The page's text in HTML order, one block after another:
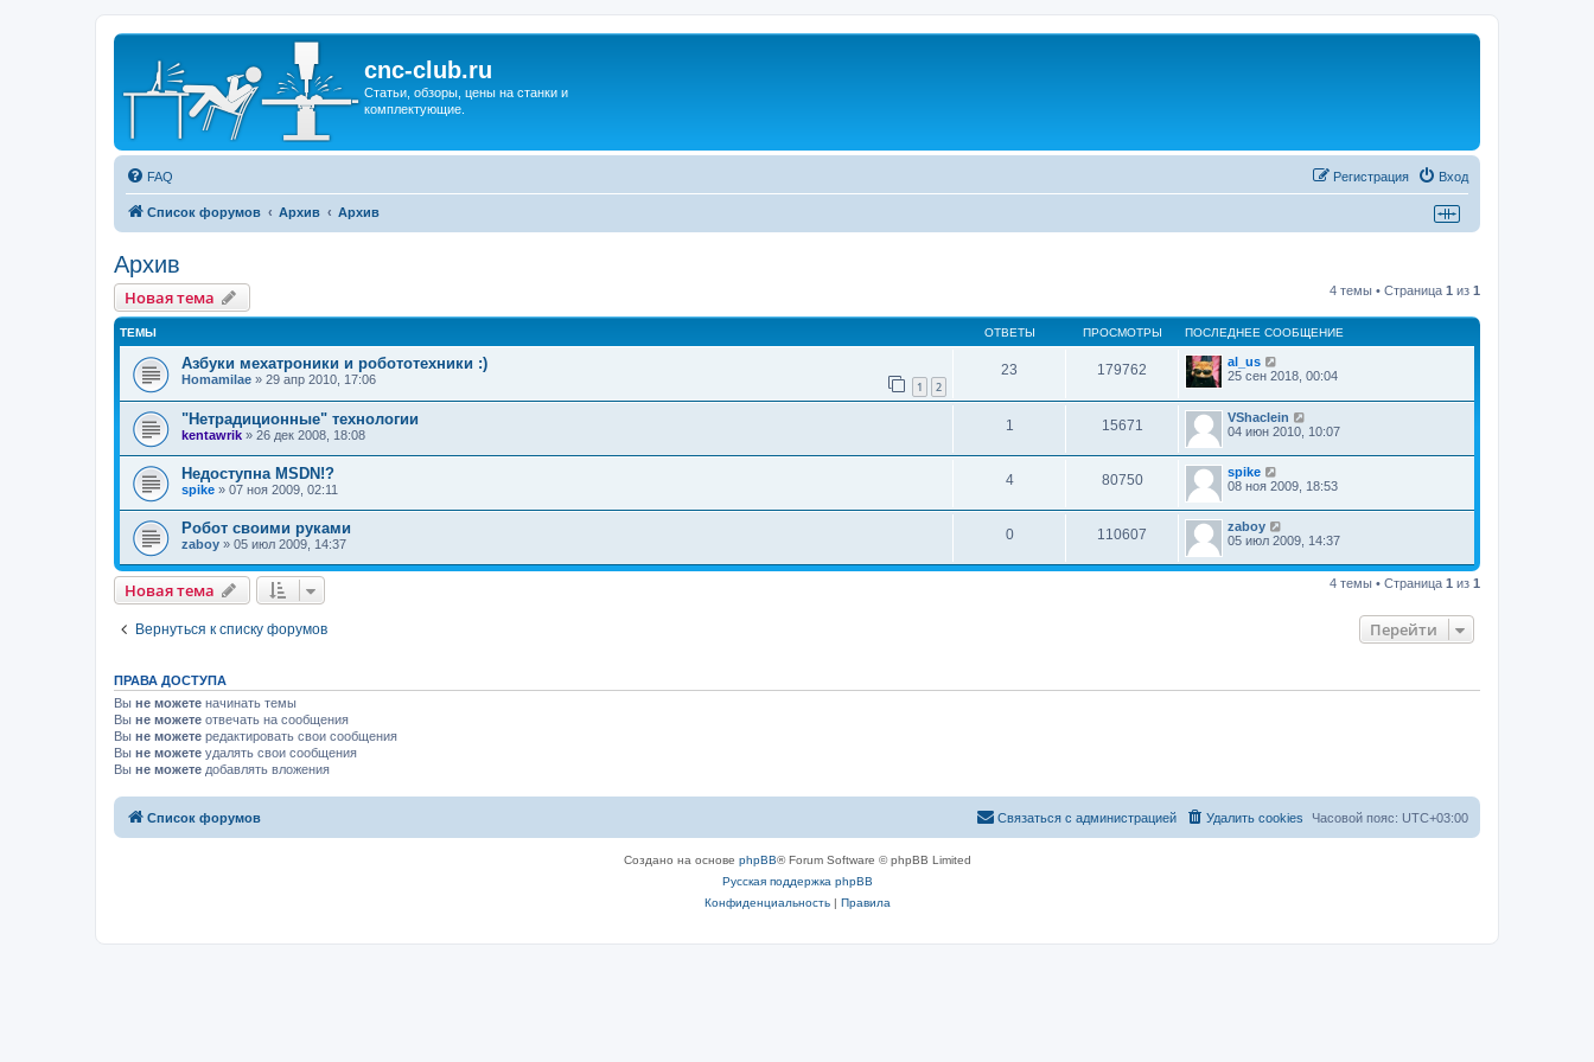
cnc-club.ru
Статьи, обзоры, цены на станки и
комплектующие.
FAQ Вход
Регистрация
Список форумов Архив Архив
Архив
Новая тема 4 темы • Страница 1 из 1
ТЕМЫ ОТВЕТЫ ПРОСМОТРЫ ПОСЛЕДНЕЕ СООБЩЕНИЕ
Азбуки мехатроники и робототехники :)
Homamilae » 29 апр 2010, 17:06 1 2
23 179762
al_us
25 сен 2018, 00:04
"Нетрадиционные" технологии
kentawrik » 26 дек 2008, 18:08
1 15671
VShaclein
04 июн 2010, 10:07
Недоступна MSDN!?
spike » 07 ноя 2009, 02:11
4 80750
spike
08 ноя 2009, 18:53
Робот своими руками
zaboy » 05 июл 2009, 14:37
0 110607
zaboy
05 июл 2009, 14:37
Новая тема 4 темы • Страница 1 из 1
Вернуться к списку форумов Перейти
ПРАВА ДОСТУПА
Вы не можете начинать темы
Вы не можете отвечать на сообщения
Вы не можете редактировать свои сообщения
Вы не можете удалять свои сообщения
Вы не можете добавлять вложения
Список форумов Часовой пояс: UTC+03:00
Удалить cookies
Связаться с администрацией
Создано на основе phpBB® Forum Software © phpBB Limited
Русская поддержка phpBB
Конфиденциальность| Правила